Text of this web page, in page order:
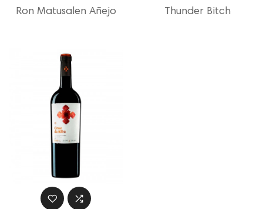
Ron Matusalen Añejo Thunder Bitch